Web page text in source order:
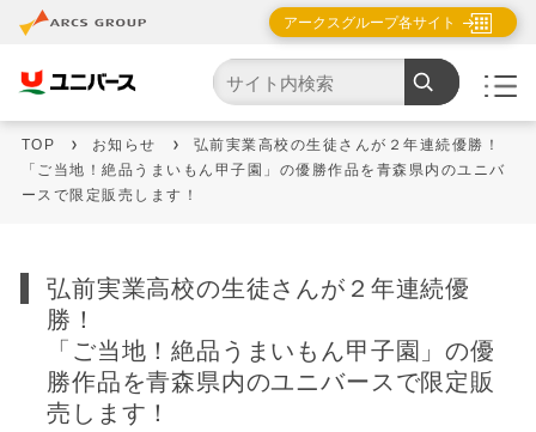
アークスグループ各サイト
TOP お知らせ
弘前実業高校の生徒さんが２年連続優勝！
「ご当地！絶品うまいもん甲子園」の優勝作品を青森県内のユニバ
ースで限定販売します！
弘前実業高校の生徒さんが２年連続優
勝！
「ご当地！絶品うまいもん甲子園」の優
勝作品を青森県内のユニバースで限定販
売します！